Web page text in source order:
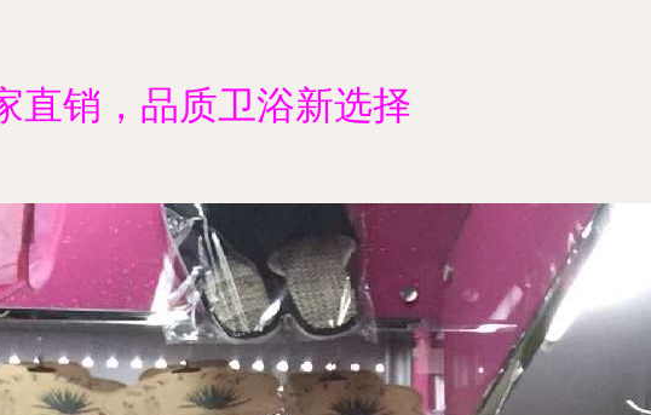
直销，品质卫浴新选择